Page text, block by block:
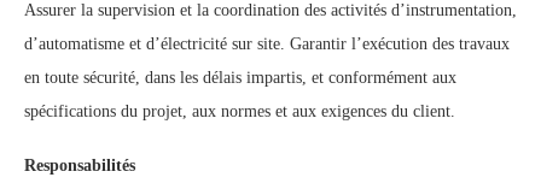
Assurer la supervision et la coordination des activités d’instrumentation,
d’automatisme et d’électricité sur site. Garantir l’exécution des travaux
en toute sécurité, dans les délais impartis, et conformément aux
spécifications du projet, aux normes et aux exigences du client.
Responsabilités